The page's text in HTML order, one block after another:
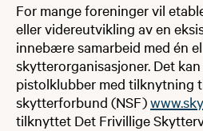
For mange foreninger vil
eller videreutvikling av en
innebære samarbeid med én
skytterorganisasjoner. Det
pistolklubber med tilknytning
skytterforbund (NSF)
tilknyttet Det Frivillige